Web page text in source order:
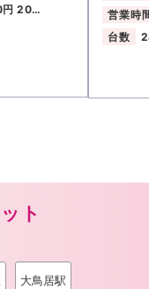
20…
営業時
台数
ト
大鳥居駅